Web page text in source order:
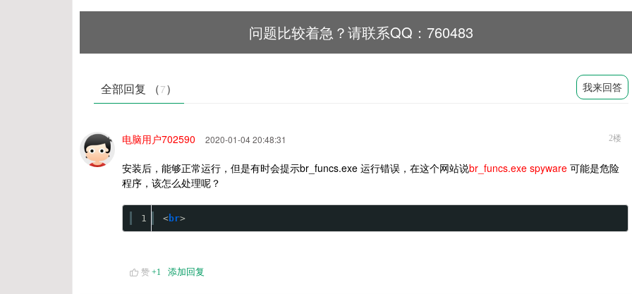
问题比较着急？请联系QQ：760483
全部回复 （7） 我来回答
电脑用户702590 2020-01-04 20:48:31 2楼
安装后，能够正常运行，但是有时会提示br_funcs.exe 运行错误，在这个网站说br_funcs.exe spyware 可能是危险
程序，该怎么处理呢？
1 <br>
赞 +1 添加回复